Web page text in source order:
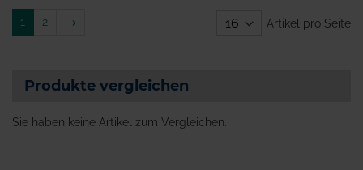
1 2 Weiter
→ Artikel pro Seite
Produkte vergleichen
Sie haben keine Artikel zum Vergleichen.